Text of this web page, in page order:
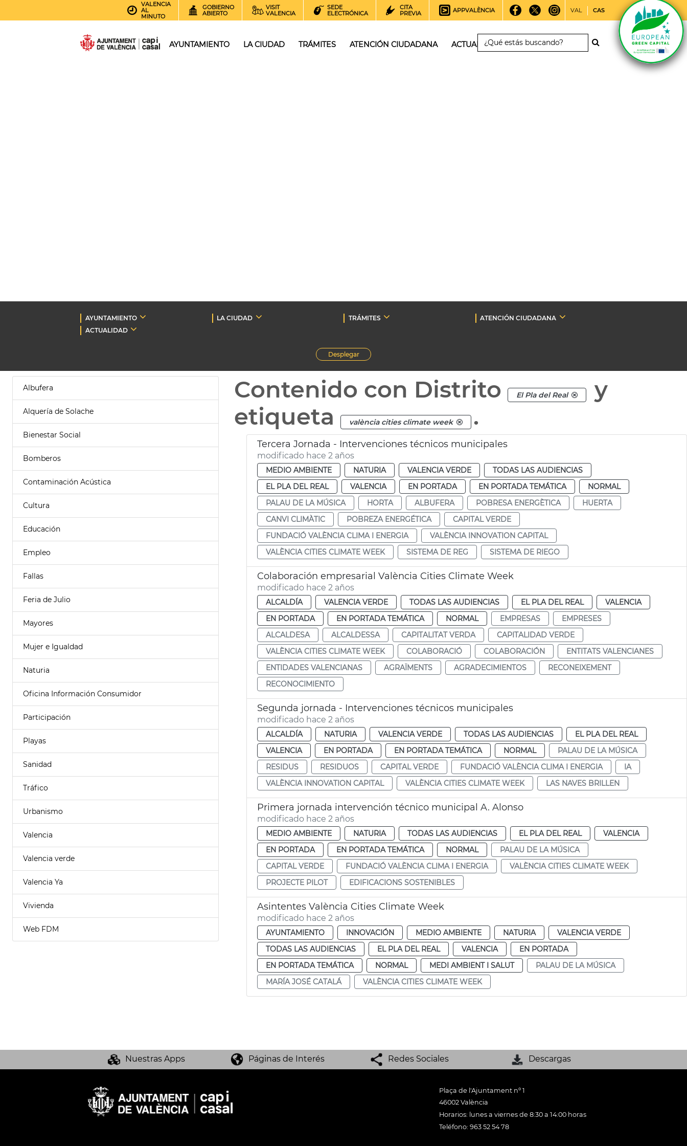
VALENCIA
AL
MINUTO
GOBIERNO
ABIERTO
VISIT
VALENCIA
SEDE
ELECTRÓNICA
CITA
PREVIA
APPVALÈNCIA VAL CAS
AYUNTAMIENTO LA CIUDAD TRÁMITES ATENCIÓN CIUDADANA ACTUALIDAD
AYUNTAMIENTO LA CIUDAD TRÁMITES
ATENCIÓN CIUDADANA
ACTUALIDAD
Desplegar
Albufera
Alquería de Solache
Bienestar Social
Bomberos
Contaminación Acústica
Cultura
Educación
Empleo
Fallas
Feria de Julio
Mayores
Mujer e Igualdad
Naturia
Oficina Información Consumidor
Participación
Playas
Sanidad
Tráfico
Urbanismo
Valencia
Valencia verde
Valencia Ya
Vivienda
Web FDM
Contenido con Distrito El Pla del Real
y
etiqueta
valència cities climate week .
Tercera Jornada - Intervenciones técnicos municipales
modificado hace 2 años
MEDIO AMBIENTE NATURIA VALENCIA VERDE
TODAS LAS AUDIENCIAS
EL PLA DEL REAL
VALENCIA EN PORTADA EN PORTADA TEMÁTICA
NORMAL
PALAU DE LA MÚSICA
HORTA ALBUFERA POBRESA ENERGÈTICA
HUERTA
CANVI CLIMÀTIC
POBREZA ENERGÉTICA
CAPITAL VERDE
FUNDACIÓ VALÈNCIA CLIMA I ENERGIA
VALÈNCIA INNOVATION CAPITAL
VALÈNCIA CITIES CLIMATE WEEK
SISTEMA DE REG SISTEMA DE RIEGO
Colaboración empresarial València Cities Climate Week
modificado hace 2 años
ALCALDÍA VALENCIA VERDE TODAS LAS AUDIENCIAS EL PLA DEL REAL
VALENCIA
EN PORTADA
EN PORTADA TEMÁTICA NORMAL EMPRESAS
EMPRESES
ALCALDESA
ALCALDESSA CAPITALITAT VERDA
CAPITALIDAD VERDE
VALÈNCIA CITIES CLIMATE WEEK
COLABORACIÓ COLABORACIÓN
ENTITATS VALENCIANES
ENTIDADES VALENCIANAS
AGRAÏMENTS AGRADECIMIENTOS
RECONEIXEMENT
RECONOCIMIENTO
Segunda jornada - Intervenciones técnicos municipales
modificado hace 2 años
ALCALDÍA NATURIA VALENCIA VERDE TODAS LAS AUDIENCIAS
EL PLA DEL REAL
VALENCIA
EN PORTADA EN PORTADA TEMÁTICA NORMAL
PALAU DE LA MÚSICA
RESIDUS
RESIDUOS CAPITAL VERDE FUNDACIÓ VALÈNCIA CLIMA I ENERGIA
IA
VALÈNCIA INNOVATION CAPITAL
VALÈNCIA CITIES CLIMATE WEEK LAS NAVES BRILLEN
Primera jornada intervención técnico municipal A. Alonso
modificado hace 2 años
MEDIO AMBIENTE NATURIA TODAS LAS AUDIENCIAS EL PLA DEL REAL
VALENCIA
EN PORTADA
EN PORTADA TEMÁTICA NORMAL
PALAU DE LA MÚSICA
CAPITAL VERDE
FUNDACIÓ VALÈNCIA CLIMA I ENERGIA
VALÈNCIA CITIES CLIMATE WEEK
PROJECTE PILOT
EDIFICACIONS SOSTENIBLES
Asintentes València Cities Climate Week
modificado hace 2 años
AYUNTAMIENTO INNOVACIÓN MEDIO AMBIENTE NATURIA
VALENCIA VERDE
TODAS LAS AUDIENCIAS
EL PLA DEL REAL VALENCIA
EN PORTADA
EN PORTADA TEMÁTICA
NORMAL MEDI AMBIENT I SALUT
PALAU DE LA MÚSICA
MARÍA JOSÉ CATALÁ
VALÈNCIA CITIES CLIMATE WEEK
Nuestras Apps Páginas de Interés Redes Sociales Descargas
Plaça de l'Ajuntament nº 1
46002 València
Horarios: lunes a viernes de 8:30 a 14:00 horas
Teléfono: 963 52 54 78